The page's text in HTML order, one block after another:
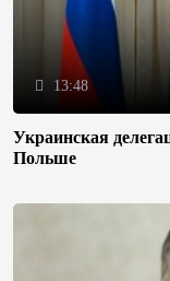
13:48
Украинская
Польше